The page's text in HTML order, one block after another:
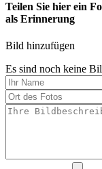
Teilen Sie hier ein
als Erinnerung
Bild hinzufügen
Es sind noch keine